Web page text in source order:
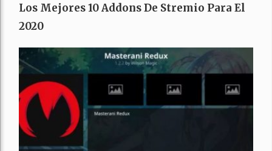
Los Mejores 10 Addons De Stremio Para El
2020